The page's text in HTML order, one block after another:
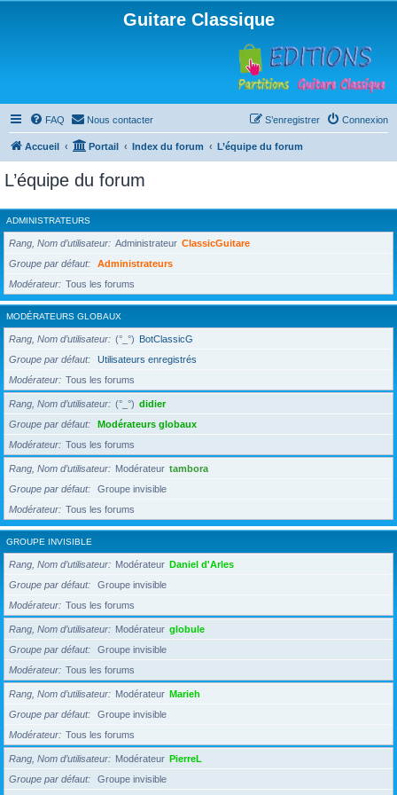
Guitare Classique
FAQ Nous contacter Connexion
S’enregistrer
Accueil Portail Index du forum L’équipe du forum
L’équipe du forum
ADMINISTRATEURS
Rang, Nom d’utilisateur Administrateur ClassicGuitare
Groupe par défaut
Administrateurs
Modérateur
Tous les forums
MODÉRATEURS GLOBAUX
Rang, Nom d’utilisateur (°_°) BotClassicG
Groupe par défaut
Utilisateurs enregistrés
Modérateur
Tous les forums
Rang, Nom d’utilisateur (°_°) didier
Groupe par défaut
Modérateurs globaux
Modérateur
Tous les forums
Rang, Nom d’utilisateur Modérateur tambora
Groupe par défaut
Groupe invisible
Modérateur
Tous les forums
GROUPE INVISIBLE
Rang, Nom d’utilisateur Modérateur Daniel d'Arles
Groupe par défaut
Groupe invisible
Modérateur
Tous les forums
Rang, Nom d’utilisateur Modérateur globule
Groupe par défaut
Groupe invisible
Modérateur
Tous les forums
Rang, Nom d’utilisateur Modérateur Marieh
Groupe par défaut
Groupe invisible
Modérateur
Tous les forums
Rang, Nom d’utilisateur Modérateur PierreL
Groupe par défaut
Groupe invisible